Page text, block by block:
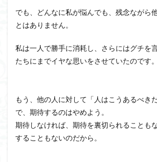
でも、どんなに私が悩んでも、残念ながら
とはありません。
私は一人で勝手に消耗し、さらにはグチを
たちにまでイヤな思いをさせていたのです。
もう、他の人に対して「人はこうあるべき
で、期待するのはやめよう。
期待しなければ、期待を裏切られることも
することもないのだから。